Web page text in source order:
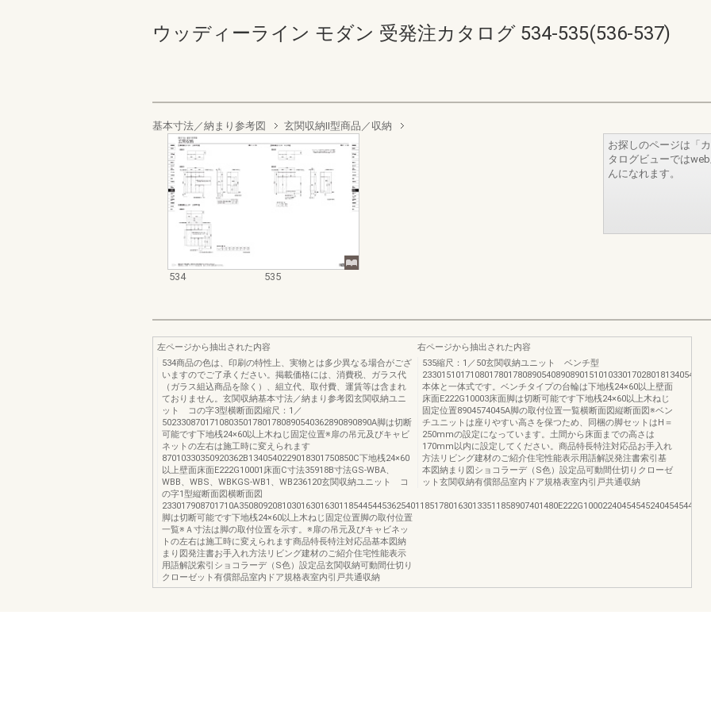
ウッディーライン モダン 受発注カタログ 534-535(536-537)
基本寸法／納まり参考図 玄関収納II型商品／収納
534 535
お探しのページは「
タログビューでは
んになれます。
左ページから抽出された内容
534商品の色は、印刷の特性上、実物とは多少異なる場合がござ
いますのでご了承ください。掲載価格には、消費税、ガラス代
（ガラス組込商品を除く）、組立代、取付費、運賃等は含まれ
ておりません。玄関収納基本寸法／納まり参考図玄関収納ユニ
ット コの字3型横断面図縮尺：1／
50233087017108035017801780890540362890890890A脚は切断
可能です下地桟24×60以上木ねじ固定位置※扉の吊元及びキャビ
ネットの左右は施工時に変えられます
87010330350920362B1340540229018301750850C下地桟24×60
以上壁面床面E222G10001床面C寸法35918B寸法GS-WBA、
WBB、WBS、WBKGS-WB1、WB236120玄関収納ユニット コ
の字1型縦断面図横断面図
233017908701710A3508092081030163016301185445445362540118517801630133511858907401480E222G10002240454545240454544545A
脚は切断可能です下地桟24×60以上木ねじ固定位置脚の取付位置
一覧※Ａ寸法は脚の取付位置を示す。※扉の吊元及びキャビネッ
トの左右は施工時に変えられます商品特長特注対応品基本図納
まり図発注書お手入れ方法リビング建材のご紹介住宅性能表示
用語解説索引ショコラーデ（S色）設定品玄関収納可動間仕切り
クローゼット有償部品室内ドア規格表室内引戸共通収納
右ページから抽出された内容
535縮尺：1／50玄関収納ユニット ベンチ型
本体と一体式です。ベンチタイプの台輪は下地桟24×60以上壁面
床面E222G10003床面脚は切断可能です下地桟24×60以上木ねじ
固定位置8904574045A脚の取付位置一覧横断面図縦断面図※ベン
チユニットは座りやすい高さを保つため、同梱の脚セットはH＝
250mmの設定になっています。土間から床面までの高さは
170mm以内に設定してください。商品特長特注対応品お手入れ
方法リビング建材のご紹介住宅性能表示用語解説発注書索引基
本図納まり図ショコラーデ（S色）設定品可動間仕切りクローゼ
ット玄関収納有償部品室内ドア規格表室内引戸共通収納